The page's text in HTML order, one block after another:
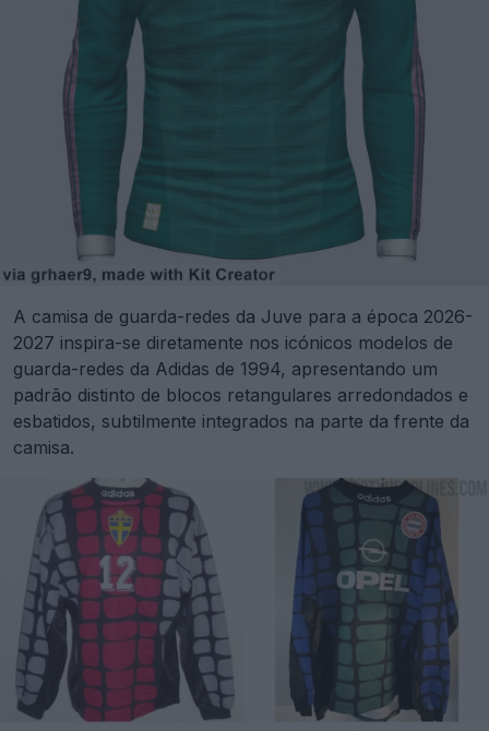
A camisa de guarda-redes da Juve para a época 2026-
2027 inspira-se diretamente nos icónicos modelos de
guarda-redes da Adidas de 1994, apresentando um
padrão distinto de blocos retangulares arredondados e
esbatidos, subtilmente integrados na parte da frente da
camisa.